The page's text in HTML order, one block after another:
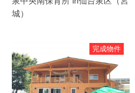
城）
完成物件